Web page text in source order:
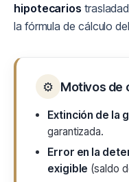
hipotecarios
la fórmula de cálculo
⚙ Motivos de
Extinción de la
garantizada.
Error en la
exigible (saldo